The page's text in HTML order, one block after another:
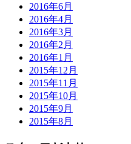
2016年6月
2016年4月
2016年3月
2016年2月
2016年1月
2015年12月
2015年11月
2015年10月
2015年9月
2015年8月